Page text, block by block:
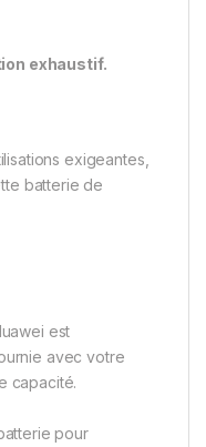
exhaustif.
exigeantes,
batterie de
est
avec votre
capacité.
pour